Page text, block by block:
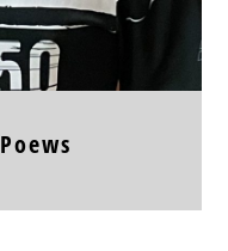
Poews